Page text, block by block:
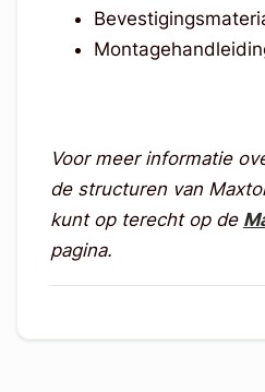
Voor meer informatie
de structuren van
kunt op terecht op de
pagina.